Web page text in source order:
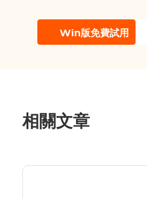
Win版免費試用
相關文章